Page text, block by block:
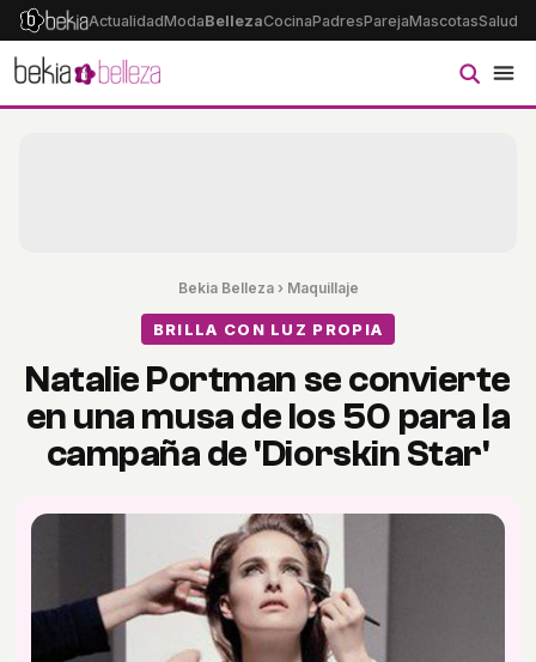
ActualidadModaBellezaCocinaPadresParejaMascotasSalud
Bekia Belleza› Maquillaje
BRILLA CON LUZ PROPIA
Natalie Portman se convierte
en una musa de los 50 para la
campaña de 'Diorskin Star'